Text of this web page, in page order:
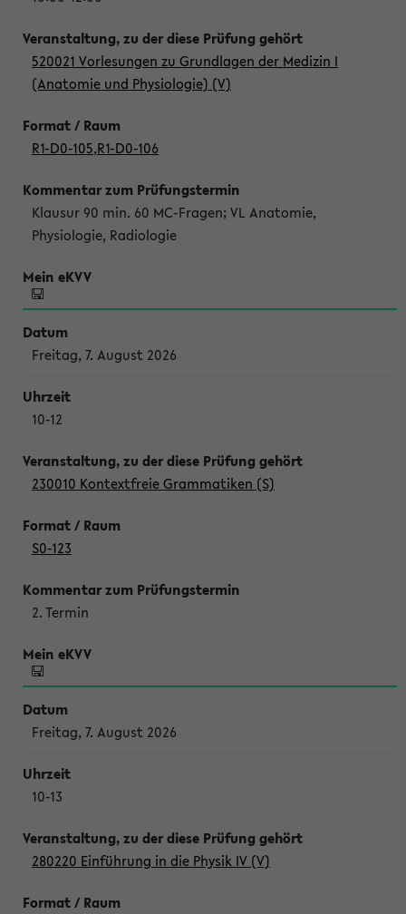
520021 Vorlesungen zu Grundlagen der Medizin I
(Anatomie und Physiologie) (V)
R1-D0-105,R1-D0-106
Klausur 90 min. 60 MC-Fragen; VL Anatomie,
Physiologie, Radiologie
Freitag, 7. August 2026
10-12
230010 Kontextfreie Grammatiken (S)
S0-123
2. Termin
Freitag, 7. August 2026
10-13
280220 Einführung in die Physik IV (V)